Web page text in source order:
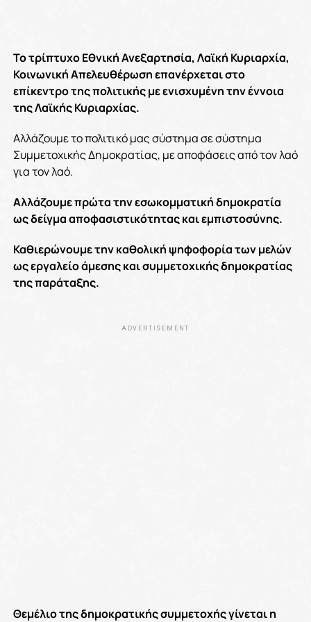
Το τρίπτυχο Εθνική Ανεξαρτησία, Λαϊκή Κυριαρχία,
Κοινωνική Απελευθέρωση επανέρχεται στο
επίκεντρο της πολιτικής με ενισχυμένη την έννοια
της Λαϊκής Κυριαρχίας.
Αλλάζουμε το πολιτικό μας σύστημα σε σύστημα
Συμμετοχικής Δημοκρατίας, με αποφάσεις από τον λαό
για τον λαό.
Αλλάζουμε πρώτα την εσωκομματική δημοκρατία
ως δείγμα αποφασιστικότητας και εμπιστοσύνης.
Καθιερώνουμε την καθολική ψηφοφορία των μελών
ως εργαλείο άμεσης και συμμετοχικής δημοκρατίας
της παράταξης.
ADVERTISEMENT
Θεμέλιο της δημοκρατικής συμμετοχής γίνεται η